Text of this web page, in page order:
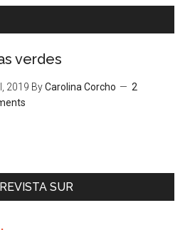
verdes
2019 ByCarolina Corcho
2
SUR